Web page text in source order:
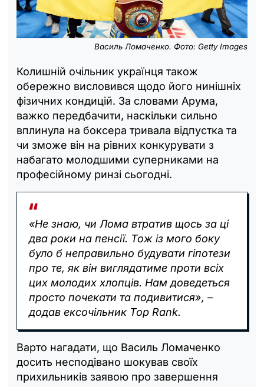
Василь Ломаченко. Фото: Getty Images
Колишній очільник українця також
обережно висловився щодо його нинішніх
фізичних кондицій. За словами Арума,
важко передбачити, наскільки сильно
вплинула на боксера тривала відпустка та
чи зможе він на рівних конкурувати з
набагато молодшими суперниками на
професійному ринзі сьогодні.
«Не знаю, чи Лома втратив щось за ці
два роки на пенсії. Тож із мого боку
було б неправильно будувати гіпотези
про те, як він виглядатиме проти всіх
цих молодих хлопців. Нам доведеться
просто почекати та подивитися», –
додав ексочільник Top Rank.
Варто нагадати, що Василь Ломаченко
досить несподівано шокував своїх
прихильників заявою про завершення